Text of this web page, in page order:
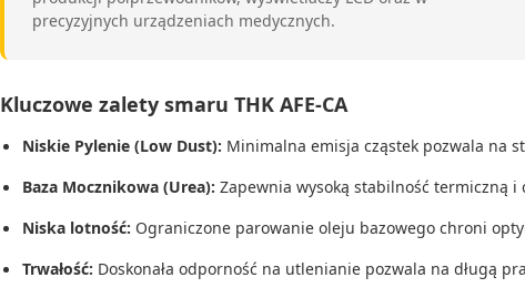
precyzyjnych urządzeniach medycznych.
Kluczowe zalety smaru THK AFE-CA
Niskie Pylenie (Low Dust): Minimalna emisja cząstek pozwala na
Baza Mocznikowa (Urea): Zapewnia wysoką stabilność termiczną i
Niska lotność: Ograniczone parowanie oleju bazowego chroni
Trwałość: Doskonała odporność na utlenianie pozwala na długą